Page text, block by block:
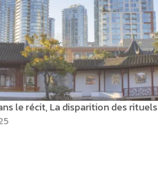
le récit, La disparition des rituels